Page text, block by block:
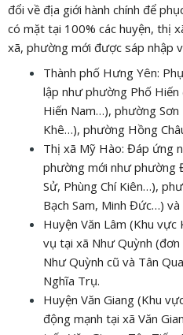
đổi về địa giới hành chính để
có mặt tại 100% các huyện, thị
xã, phường mới được sáp nhập
Thành phố Hưng Yên:
lập như phường Phố
Hiến Nam…), phường Sơn
Khê…), phường Hồng
Thị xã Mỹ Hào: Đáp ứng
phường mới như phường
Sử, Phùng Chí Kiên…),
Bạch Sam, Minh Đức…)
Huyện Văn Lâm (Khu
vụ tại xã Như Quỳnh
Như Quỳnh cũ và Tân
Nghĩa Trụ.
Huyện Văn Giang (Khu
động mạnh tại xã Văn